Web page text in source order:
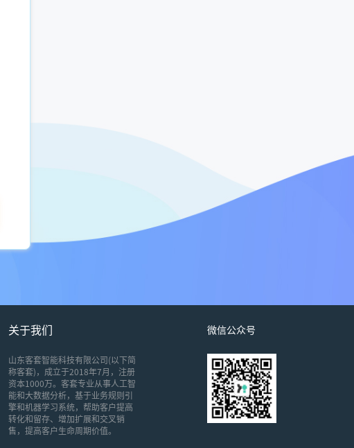
关于我们
山东客套智能科技有限公司(以下简
称客套)，成立于2018年7月，注册
资本1000万。客套专业从事人工智
能和大数据分析，基于业务规则引
擎和机器学习系统，帮助客户提高
转化和留存、增加扩展和交叉销
售，提高客户生命周期价值。
微信公众号